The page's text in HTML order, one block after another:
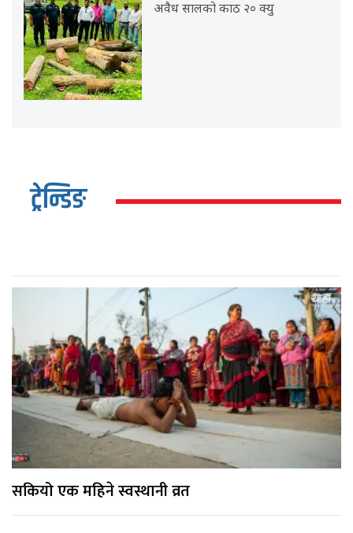
अवैध सालको काठ २० क्यु
ट्रेन्डिङ
सकियो एक महिने स्वस्थानी व्रत